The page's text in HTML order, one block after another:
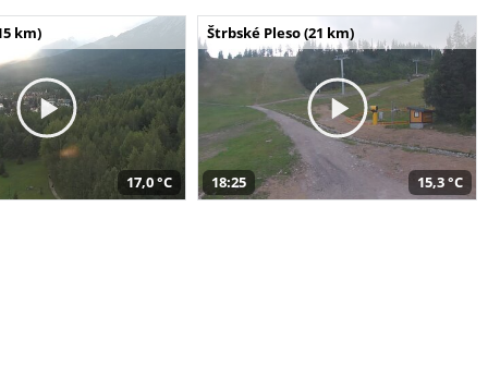
km)
17,0 °C
Štrbské Pleso (21 km)
18:25 15,3 °C